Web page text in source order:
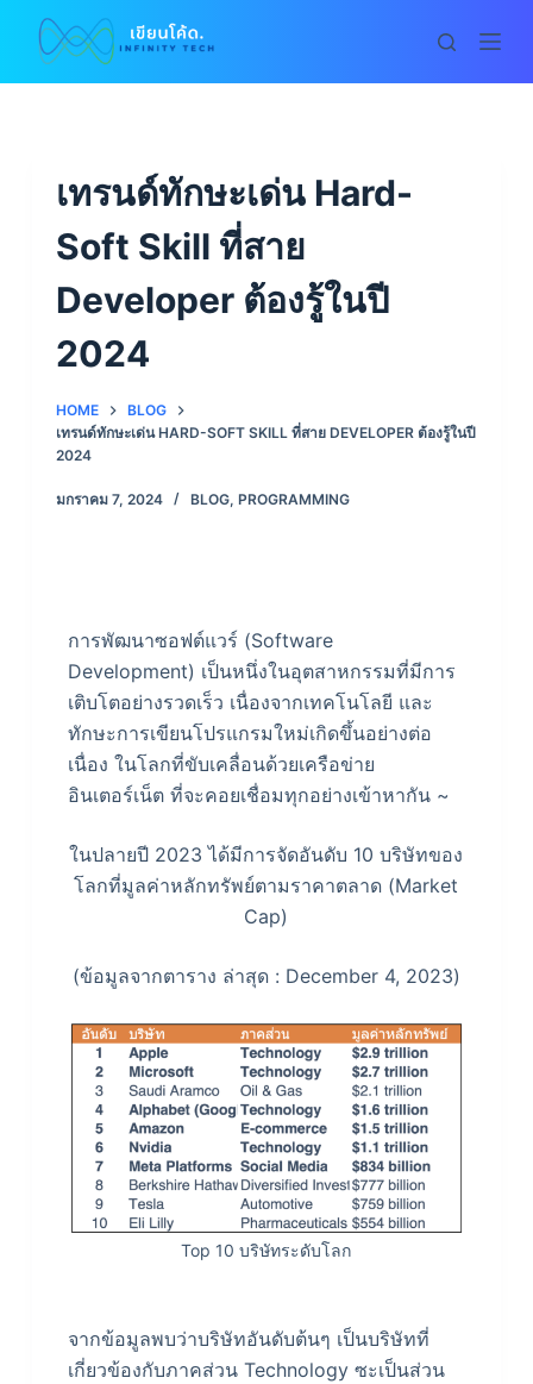
i
เทรนด์ทักษะเด่น Hard-
Soft Skill ที่สาย
Developer ต้องรู้ในปี
2024
HOME
BLOG
เทรนด์ทักษะเด่น HARD-SOFT SKILL ที่สาย DEVELOPER ต้องรู้ในปี
2024
มกราคม 7, 2024 BLOG, PROGRAMMING
การพัฒนาซอฟต์แวร์ (Software
Development) เป็นหนึ่งในอุตสาหกรรมที่มีการ
เติบโตอย่างรวดเร็ว เนื่องจากเทคโนโลยี และ
ทักษะการเขียนโปรแกรมใหม่เกิดขึ้นอย่างต่อ
เนื่อง ในโลกที่ขับเคลื่อนด้วยเครือข่าย
อินเตอร์เน็ต ที่จะคอยเชื่อมทุกอย่างเข้าหากัน ~
ในปลายปี 2023 ได้มีการจัดอันดับ 10 บริษัทของ
โลกที่มูลค่าหลักทรัพย์ตามราคาตลาด (Market
Cap)
(ข้อมูลจากตาราง ล่าสุด : December 4, 2023)
Top 10 บริษัทระดับโลก
จากข้อมูลพบว่าบริษัทอันดับต้นๆ เป็นบริษัทที่
เกี่ยวข้องกับภาคส่วน Technology ซะเป็นส่วน